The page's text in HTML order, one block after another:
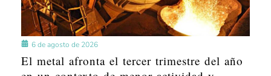
6 de agosto de 2026
El metal afronta el tercer trimestre del año